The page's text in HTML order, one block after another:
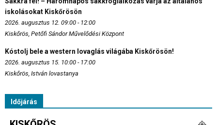
iskolásokat Kiskőrösön
2026. augusztus 12. 09:00 - 12:00
Kiskőrös, Petőfi Sándor Művelődési Központ
Kóstolj bele a western lovaglás világába Kiskőrösön!
2026. augusztus 15. 10:00 - 17:00
Kiskőrös, István lovastanya
Időjárás